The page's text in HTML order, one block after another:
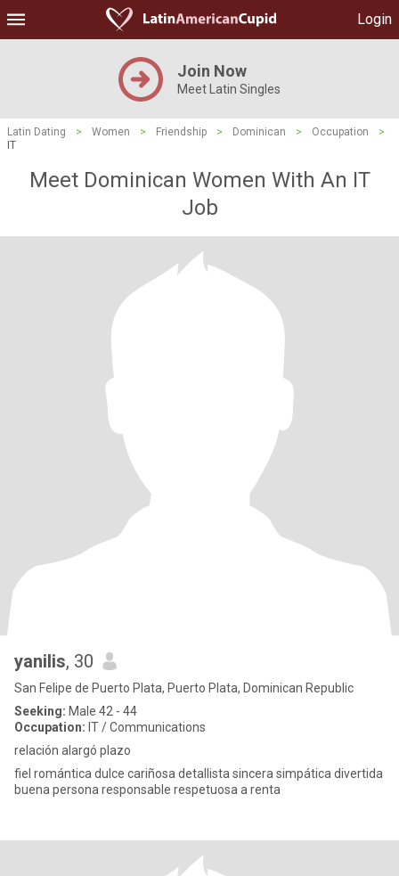
Login
Join Now
Meet Latin Singles
Latin Dating > Women > Friendship > Dominican > Occupation
>
IT
Meet Dominican Women With An IT
Job
yanilis, 30
San Felipe de Puerto Plata, Puerto Plata, Dominican Republic
Seeking: Male 42 - 44
Occupation: IT / Communications
relación alargó plazo
fiel romántica dulce cariñosa detallista sincera simpática divertida
buena persona responsable respetuosa a renta